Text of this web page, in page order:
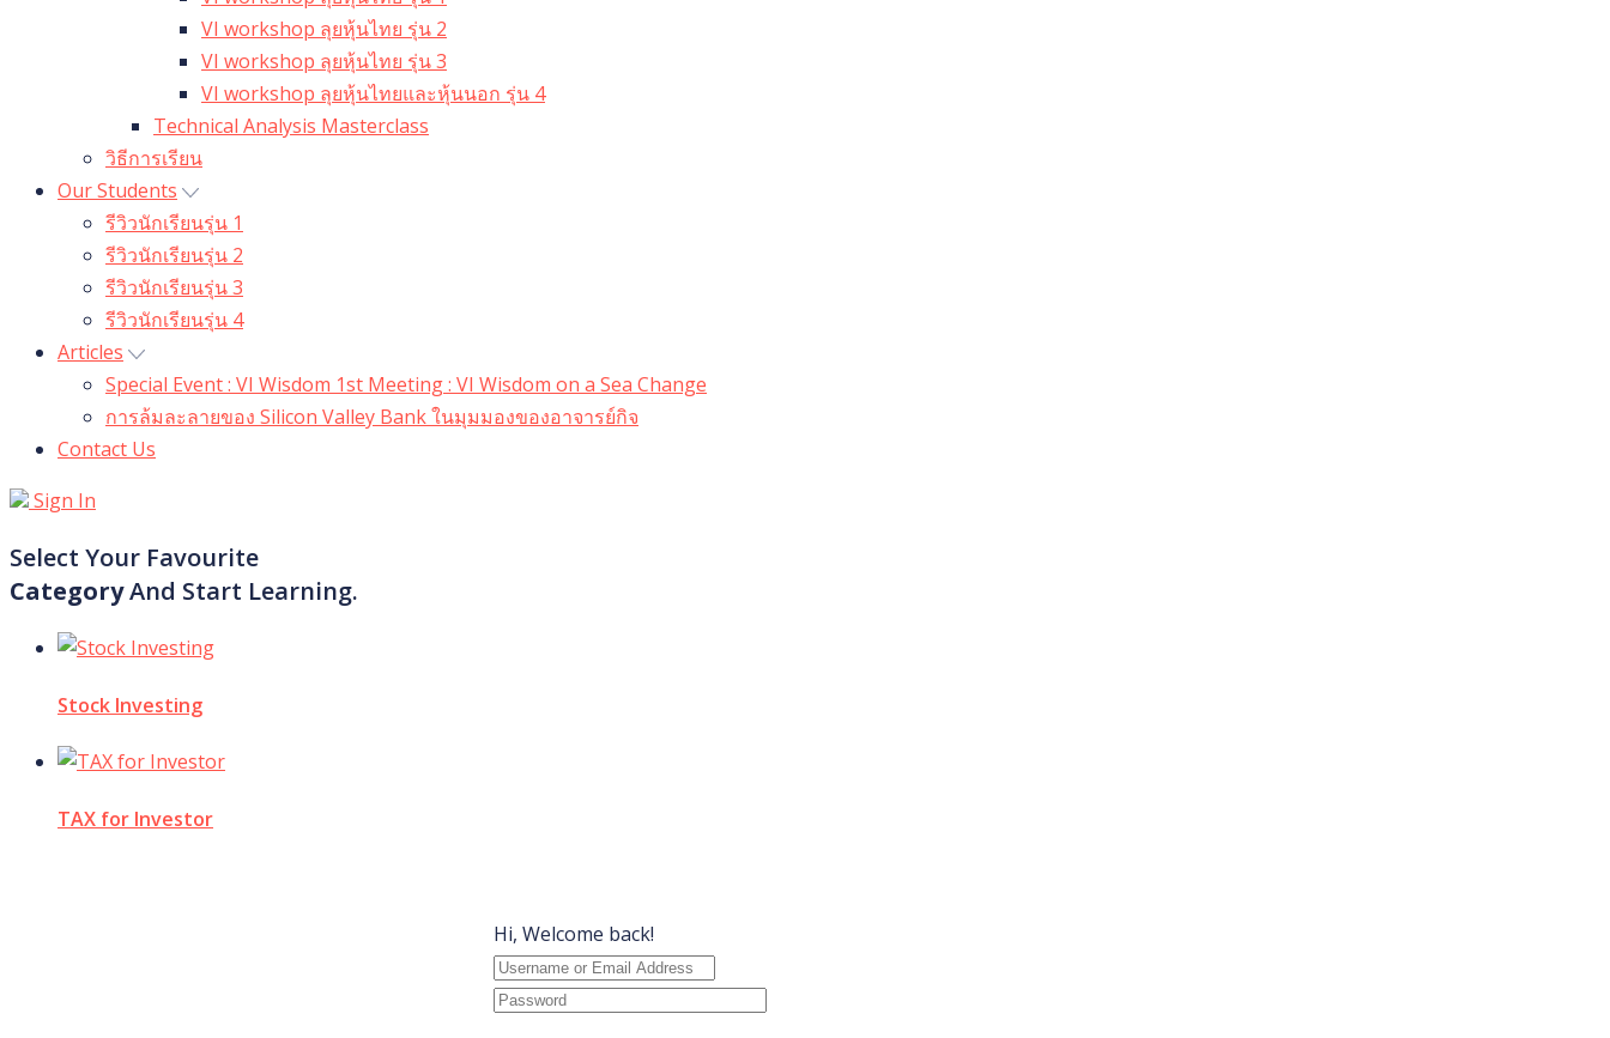
VI workshop ลุยหุ้นไทย รุ่น 2
VI workshop ลุยหุ้นไทย รุ่น 3
VI workshop ลุยหุ้นไทยและหุ้นนอก รุ่น 4
Technical Analysis Masterclass
วิธีการเรียน
Our Students
รีวิวนักเรียนรุ่น 1
รีวิวนักเรียนรุ่น 2
รีวิวนักเรียนรุ่น 3
รีวิวนักเรียนรุ่น 4
Articles
Special Event : VI Wisdom 1st Meeting : VI Wisdom on a Sea Change
การล้มละลายของ Silicon Valley Bank ในมุมมองของอาจารย์กิจ
Contact Us
Sign In
Select Your Favourite
CategoryAnd Start Learning.
Stock Investing
TAX for Investor
Hi, Welcome back!